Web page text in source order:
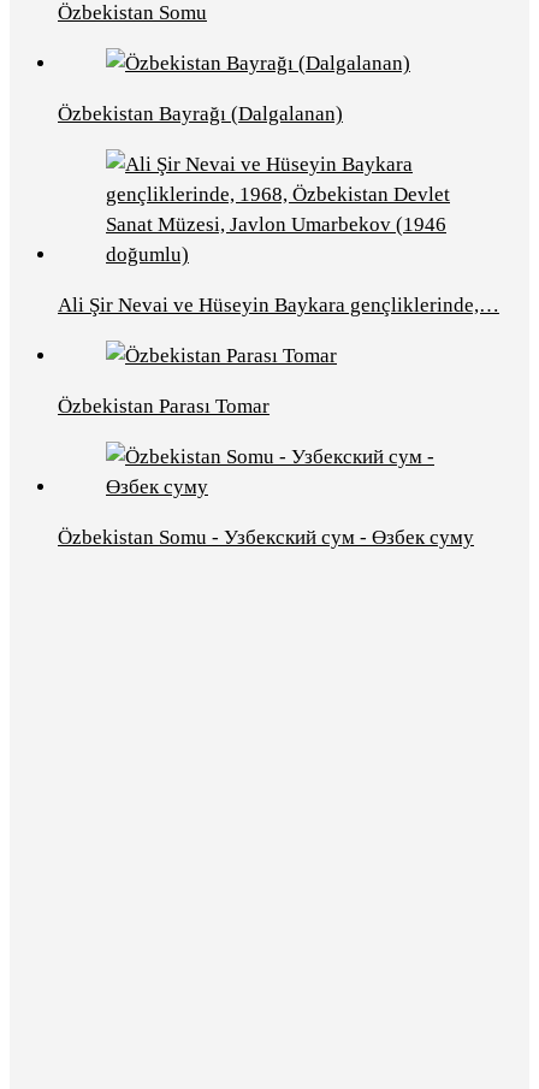
Özbekistan Somu
Özbekistan Bayrağı (Dalgalanan)
Ali Şir Nevai ve Hüseyin Baykara gençliklerinde,…
Özbekistan Parası Tomar
Özbekistan Somu - Узбекский сум - Өзбек суму